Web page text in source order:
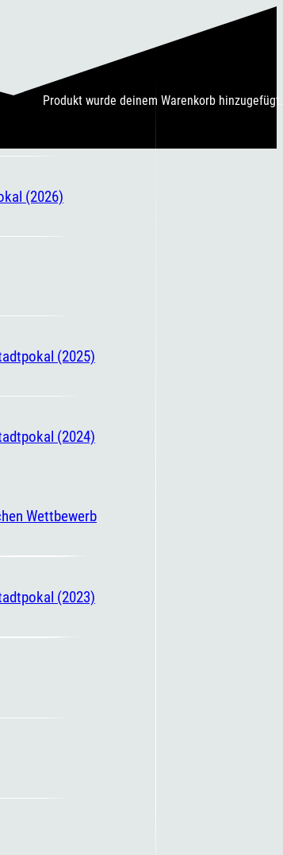
(2026)
(2025)
(2024)
Wettbewerb
(2023)
Produkt wurde deinem Warenkorb hinzugefügt.